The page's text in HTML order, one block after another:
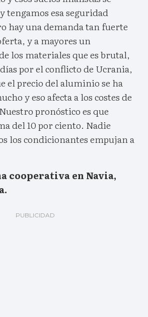
tengamos esa seguridad
hay una demanda tan fuerte
y a mayores un
los materiales que es brutal,
por el conflicto de Ucrania,
el precio del aluminio se ha
y eso afecta a los costes de
pronóstico es que
del 10 por ciento. Nadie
los condicionantes empujan a
cooperativa en Navia,